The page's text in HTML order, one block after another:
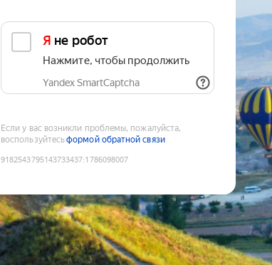
Я не робот
Нажмите, чтобы продолжить
Yandex SmartCaptcha
Если у вас возникли проблемы, пожалуйста,
воспользуйтесьформой обратной связи
9182543795143733437:1786098007